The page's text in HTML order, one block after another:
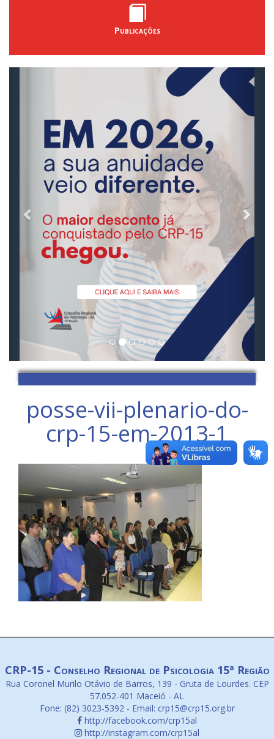
Publicações
posse-vii-plenario-do-
crp-15-em-2013-1
CRP-15 - Conselho Regional de Psicologia 15ª Região
Rua Coronel Murilo Otávio de Barros, 139 - Gruta de Lourdes. CEP
57.052-401 Maceió - AL
Fone: (82) 3023-5392 - Email: crp15@crp15.org.br
http://facebook.com/crp15al
http://instagram.com/crp15al